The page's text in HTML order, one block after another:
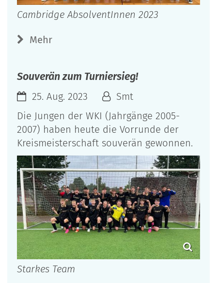
Cambridge AbsolventInnen 2023
Mehr
Souverän zum Turniersieg!
25. Aug. 2023
Smt
Die Jungen der WKI (Jahrgänge 2005-
2007) haben heute die Vorrunde der
Kreismeisterschaft souverän gewonnen.
Starkes Team